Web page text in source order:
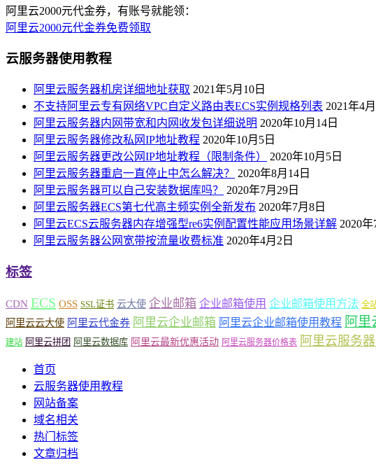
阿里云2000元代金券，有账号就能领：
阿里云2000元代金券免费领取
云服务器使用教程
阿里云服务器机房详细地址获取 2021年5月10日
不支持阿里云专有网络VPC自定义路由表ECS实例规格列表 2021年4
阿里云服务器内网带宽和内网收发包详细说明 2020年10月14日
阿里云服务器修改私网IP地址教程 2020年10月5日
阿里云服务器更改公网IP地址教程（限制条件）
2020年10月5日
阿里云服务器重启一直停止中怎么解决？
2020年8月14日
阿里云服务器可以自己安装数据库吗？
2020年7月29日
阿里云服务器ECS第七代高主频实例全新发布 2020年7月8日
阿里云ECS云服务器内存增强型re6实例配置性能应用场景详解 2020年
阿里云服务器公网宽带按流量收费标准 2020年4月2日
标签
CDN ECS OSS SSL证书 云大使 企业邮箱 企业邮箱使用 企业邮箱使用方法 全
阿里云云大使 阿里云代金券 阿里云企业邮箱 阿里云企业邮箱使用教程 阿里
建站 阿里云拼团 阿里云数据库 阿里云最新优惠活动 阿里云服务器价格表 阿里云服务
首页
云服务器使用教程
网站备案
域名相关
热门标签
文章归档